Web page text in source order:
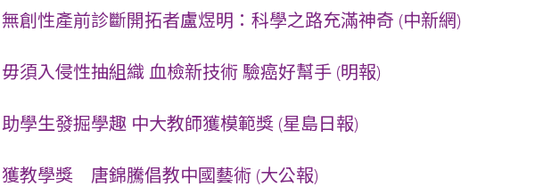
無創性產前診斷開拓者盧煜明：科學之路充滿神奇 (中新網)
毋須入侵性抽組織 血檢新技術 驗癌好幫手 (明報)
助學生發掘學趣 中大教師獲模範獎 (星島日報)
獲教學獎 唐錦騰倡教中國藝術 (大公報)